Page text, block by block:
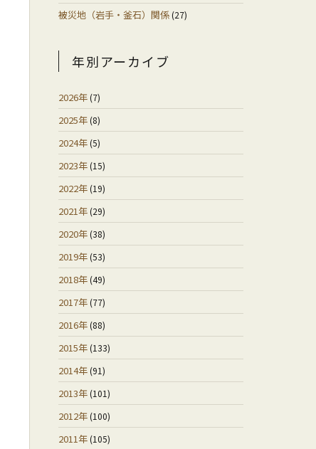
被災地（岩手・釜石）関係(27)
年別アーカイブ
2026年(7)
2025年(8)
2024年(5)
2023年(15)
2022年(19)
2021年(29)
2020年(38)
2019年(53)
2018年(49)
2017年(77)
2016年(88)
2015年(133)
2014年(91)
2013年(101)
2012年(100)
2011年(105)